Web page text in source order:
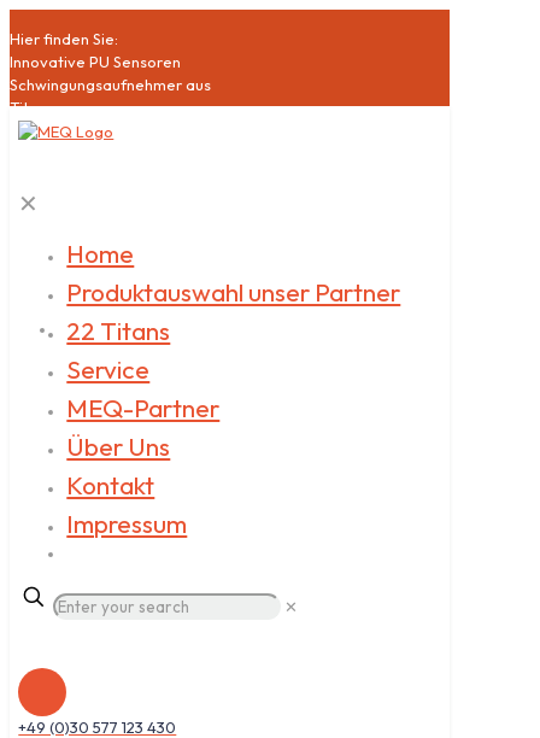
Hier finden Sie:
Innovative PU Sensoren
Schwingungsaufnehmer aus
Titan
Hochsensible Mikrophone
Klasse1 Schallpegelmesser
Datenlogger
Akustische
Messdienstleistungen
✕
Home
Produktauswahl unser Partner
22 Titans
Service
MEQ-Partner
Über Uns
Kontakt
Impressum
✕
+49 (0)30 577 123 430